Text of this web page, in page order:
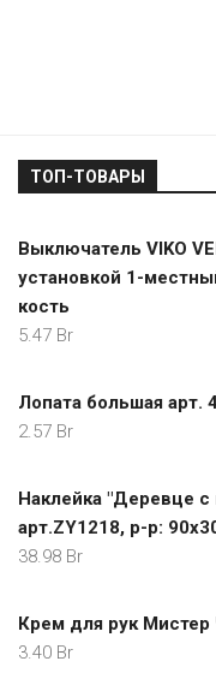
ТОП-ТОВАРЫ
Выключатель VIKO
установкой 1-
кость
5.47 Br
Лопата большая арт.
2.57 Br
Наклейка "Деревце
арт.ZY1218, р-р:
38.98 Br
Крем для рук
3.40 Br